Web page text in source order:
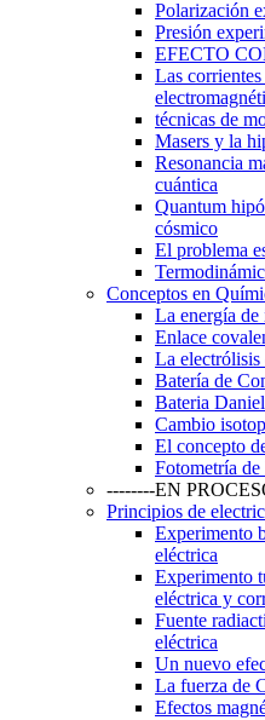
Polarización
Presión
EFECTO
Las
técnicas de
Masers y la
Resonancia
cuántica
Quantum
cósmico
El problema
Conceptos en
La energía
Enlace
La electrólisis
Batería de
Bateria
Cambio
El concepto
Fotometría de
--------EN
Principios de
Experimento
eléctrica
Experimento
eléctrica y
Fuente
eléctrica
Un nuevo
La fuerza de
Efectos